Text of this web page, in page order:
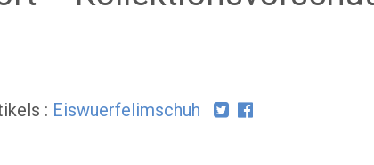
: Eiswuerfelimschuh